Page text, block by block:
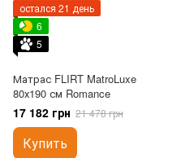
остался 21 день
6
5
Матрас FLIRT MatroLuxe
80х190 см Romance
17 182 грн 21 478 грн
Купить